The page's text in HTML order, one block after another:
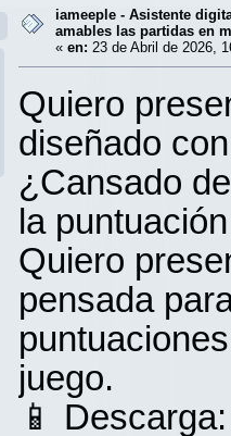
iameeple - Asistente
amables las partidas en
« en: 23 de Abril de 2026,
Quiero
diseñado
¿Cansado
la
Quiero
pensada
juego.
📱 Descarga: